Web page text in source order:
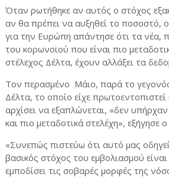
Όταν ρωτήθηκε αν αυτός ο στόχος
αν θα πρέπει να αυξηθεί το
για την Ευρώπη απάντησε ότι τα νέα,
του κορωνοϊού που είναι πιο
στέλεχος Δέλτα, έχουν αλλάξει τα
Τον περασμένο Μάιο, παρά το
Δέλτα, το οποίο είχε πρωτοεντοπιστεί
αρχίσει να εξαπλώνεται, «δεν
και πιο μεταδοτικά στελέχη», εξήγησε
«Συνεπώς πιστεύω ότι αυτό μας
βασικός στόχος του εμβολιασμού
εμποδίσει τις σοβαρές μορφές της